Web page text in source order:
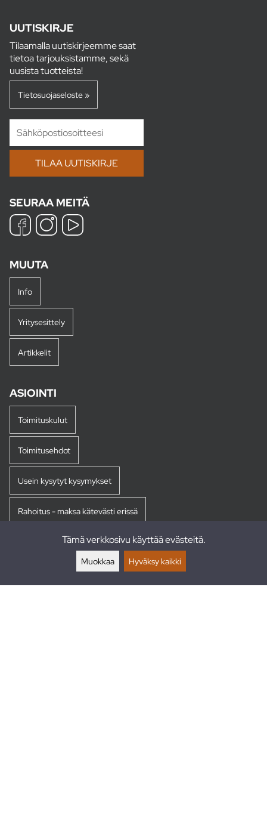
UUTISKIRJE
Tilaamalla uutiskirjeemme saat
tietoa tarjouksistamme, sekä
uusista tuotteista!
Tietosuojaseloste »
SEURAA MEITÄ
MUUTA
Info
Yritysesittely
Artikkelit
ASIOINTI
Toimituskulut
Toimitusehdot
Usein kysytyt kysymykset
Rahoitus - maksa kätevästi erissä
Tämä verkkosivu käyttää evästeitä.
Muokkaa Hyväksy kaikki